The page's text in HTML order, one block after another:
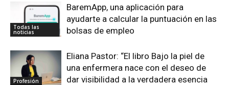
Todas las
noticias
BaremApp, una aplicación para
ayudarte a calcular la puntuación en las
bolsas de empleo
Profesión
Eliana Pastor: “El libro Bajo la piel de
una enfermera nace con el deseo de
dar visibilidad a la verdadera esencia